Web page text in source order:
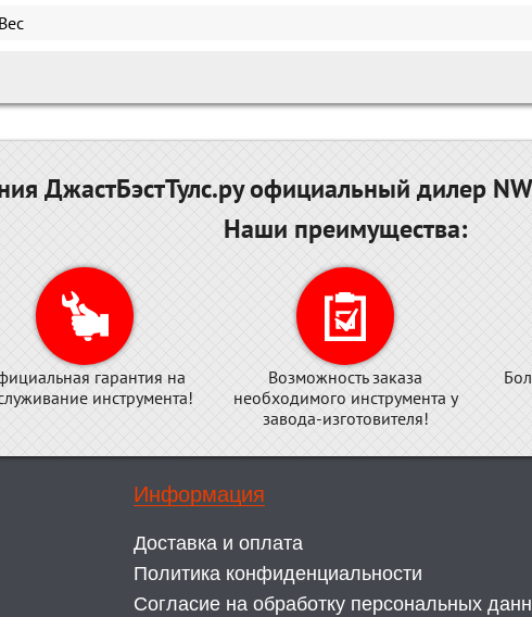
Вес
ДжастБэстТулс.ру официальный дилер
Наши преимущества:
гарантия на
инструмента!
Возможность заказа
необходимого инструмента у
завода-изготовителя!
Информация
Доставка и оплата
Политика конфиденциальности
Согласие на обработку персональных